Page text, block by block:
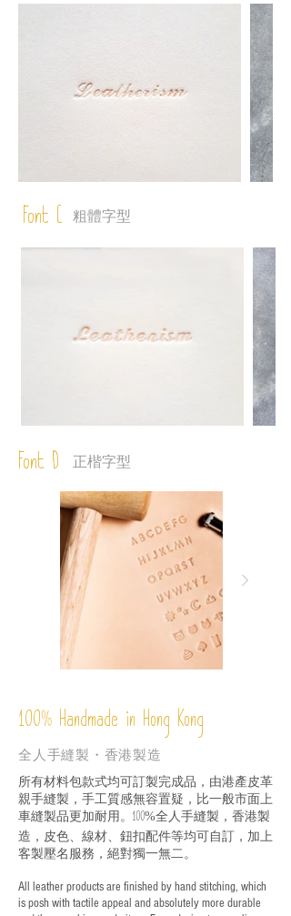
Font C 粗體字型
Font D 正楷字型
100% Handmade in Hong Kong
全人手縫製・香港製造
所有材料包款式均可訂製完成品，由港產皮革
親手縫製，手工質感無容置疑，比一般市面上
車縫製品更加耐用。 100%全人手縫製，香港製
造，皮色、線材、鈕扣配件等均可自訂，加上
客製壓名服務，絕對獨一無二。
All leather products are finished by hand stitching, which
is posh with tactile appeal and absolutely more durable